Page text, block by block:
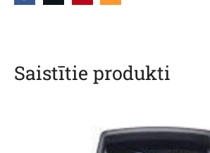
Saistītie produkti